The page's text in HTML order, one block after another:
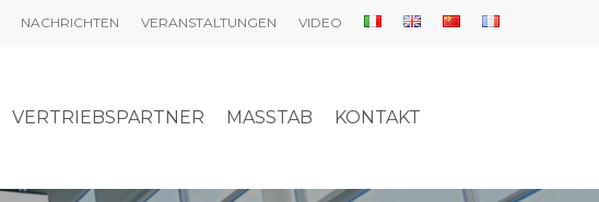
NACHRICHTEN VERANSTALTUNGEN VIDEO
VERTRIEBSPARTNER MASSTAB KONTAKT